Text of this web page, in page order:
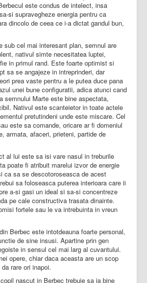
este condus de intelect, insa
si supravegheze energia pentru ca
dincolo de ceea ce i-a dictat gandul bun,
sub cel mai interesant plan, semnul are
nativul simte necesitatea luptei,
in primul rand. Este foarte optimist si
sa se angajeze in intreprinderi, dar
prea vaste pentru a le putea duce pana
unei bune configuratii, adica atunci cand
semnului Marte este bine aspectata,
Nativul este scanteietor in toate actele
pretutindeni unde este miscare. Cel
este sa comande, oricare ar fi domeniul
armata, afaceri, prieteni, partide de
al lui este sa isi vare nasul in treburile
poate fi atribuit marelui izvor de energie
ca sa se descotoroseasca de acest
sa foloseasca puterea interioara care ii
a-si gasi un ideal si sa-si concentreze
pe cale constructiva trasata dinainte.
fortele sau le va intrebuinta in vreun
Berbec este intotdeauna foarte personal,
de sine insusi. Apartine prin gen
in sensul cel mai larg al cuvantului.
opere, chiar daca aceasta are un scop
rare ori inapoi.
nascut in Berbec trebuie sa ia bine